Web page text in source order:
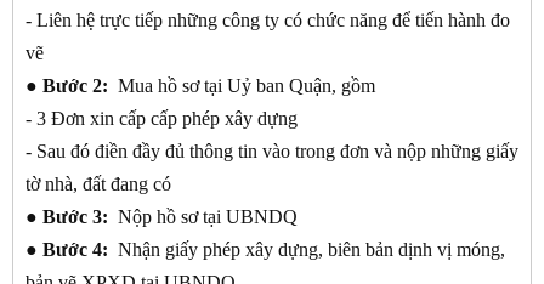
- Liên hệ trực tiếp những công ty có chức năng để tiến hành đo
vẽ
● Bước 2: Mua hồ sơ tại Uỷ ban Quận, gồm
- 3 Đơn xin cấp cấp phép xây dựng
- Sau đó điền đầy đủ thông tin vào trong đơn và nộp những giấy
tờ nhà, đất đang có
● Bước 3: Nộp hồ sơ tại UBNDQ
● Bước 4: Nhận giấy phép xây dựng, biên bản dịnh vị móng,